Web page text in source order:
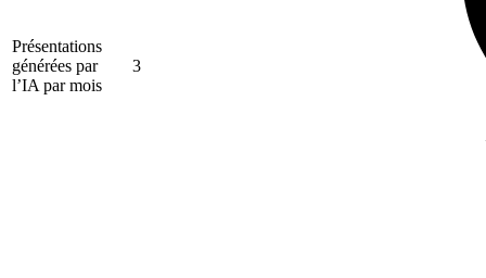
Présentations
générées par
l’IA par mois
3